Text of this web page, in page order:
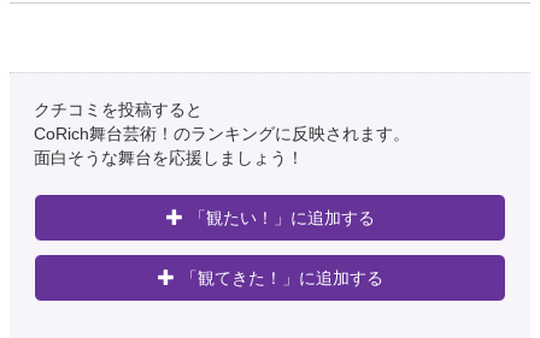
加藤大騎
@sobokutaro
『「見よ、飛行機の高く飛べるを」終演！』素朴館ブログ～俳優 加藤大騎
あきひこSR用
クチコミを投稿すると
CoRich舞台芸術！のランキングに反映されます。
面白そうな舞台を応援しましょう！
「観たい！」に追加する
「観てきた！」に追加する